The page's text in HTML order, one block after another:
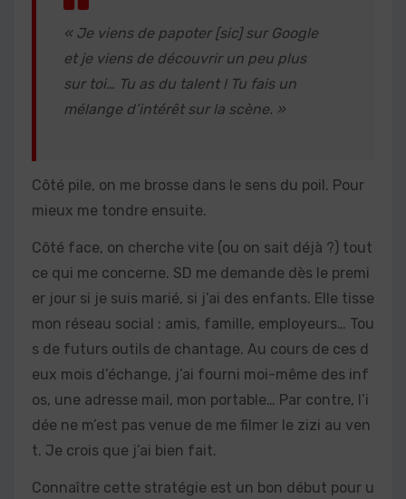
« Je viens de papoter [sic] sur Google
et je viens de découvrir un peu plus
sur toi… Tu as du talent ! Tu fais un
mélange d’intérêt sur la scène. »
Côté pile, on me brosse dans le sens du poil. Pour
mieux me tondre ensuite.
Côté face, on cherche vite (ou on sait déjà ?) tout
ce qui me concerne. SD me demande dès le premi
er jour si je suis marié, si j’ai des enfants. Elle tisse
mon réseau social : amis, famille, employeurs… Tou
s de futurs outils de chantage. Au cours de ces d
eux mois d’échange, j’ai fourni moi-même des inf
os, une adresse mail, mon portable… Par contre, l’i
dée ne m’est pas venue de me filmer le zizi au ven
t. Je crois que j’ai bien fait.
Connaître cette stratégie est un bon début pour u